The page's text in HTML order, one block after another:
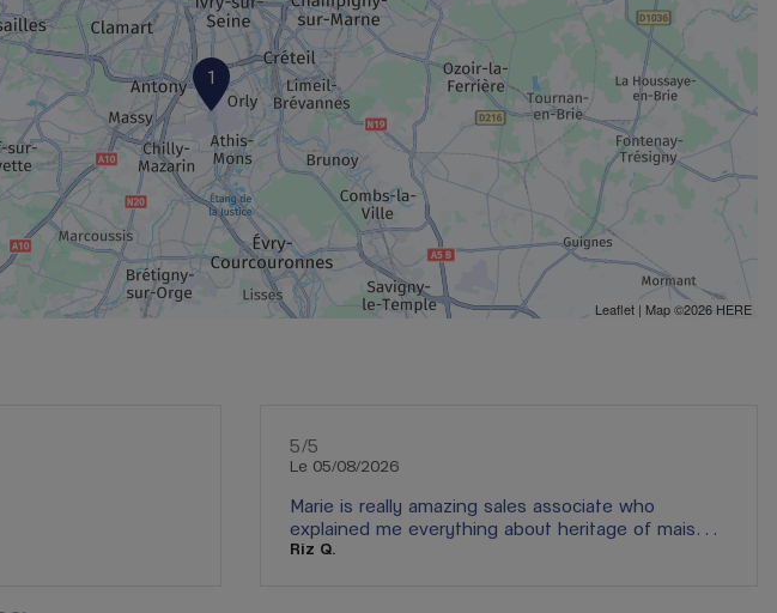
1
Leaflet| Map ©2026 HERE
5/5
Le 05/08/2026
Marie is really amazing sales associate who
explained me everything about heritage of maison
Rolex , warranty and technicalities of complex
Riz Q.